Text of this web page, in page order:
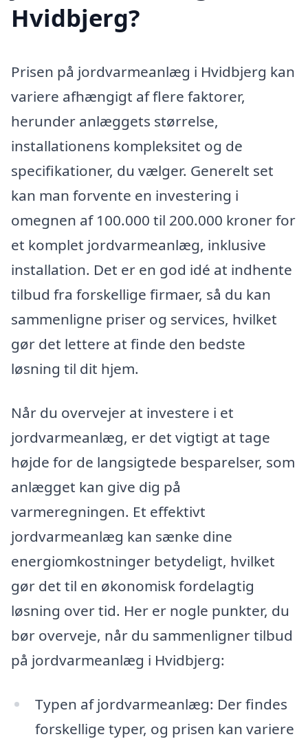
Hvidbjerg?
Prisen på jordvarmeanlæg i Hvidbjerg kan
variere afhængigt af flere faktorer,
herunder anlæggets størrelse,
installationens kompleksitet og de
specifikationer, du vælger. Generelt set
kan man forvente en investering i
omegnen af 100.000 til 200.000 kroner for
et komplet jordvarmeanlæg, inklusive
installation. Det er en god idé at indhente
tilbud fra forskellige firmaer, så du kan
sammenligne priser og services, hvilket
gør det lettere at finde den bedste
løsning til dit hjem.
Når du overvejer at investere i et
jordvarmeanlæg, er det vigtigt at tage
højde for de langsigtede besparelser, som
anlægget kan give dig på
varmeregningen. Et effektivt
jordvarmeanlæg kan sænke dine
energiomkostninger betydeligt, hvilket
gør det til en økonomisk fordelagtig
løsning over tid. Her er nogle punkter, du
bør overveje, når du sammenligner tilbud
på jordvarmeanlæg i Hvidbjerg:
Typen af jordvarmeanlæg: Der findes
forskellige typer, og prisen kan variere